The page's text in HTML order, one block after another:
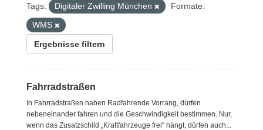
Tags: Digitaler Zwilling München
Formate:
WMS
Ergebnisse filtern
Fahrradstraßen
In Fahrradstraßen haben Radfahrende Vorrang, dürfen
nebeneinander fahren und die Geschwindigkeit bestimmen. Nur,
wenn das Zusatzschild „Kraftfahrzeuge frei“ hängt, dürfen auch...